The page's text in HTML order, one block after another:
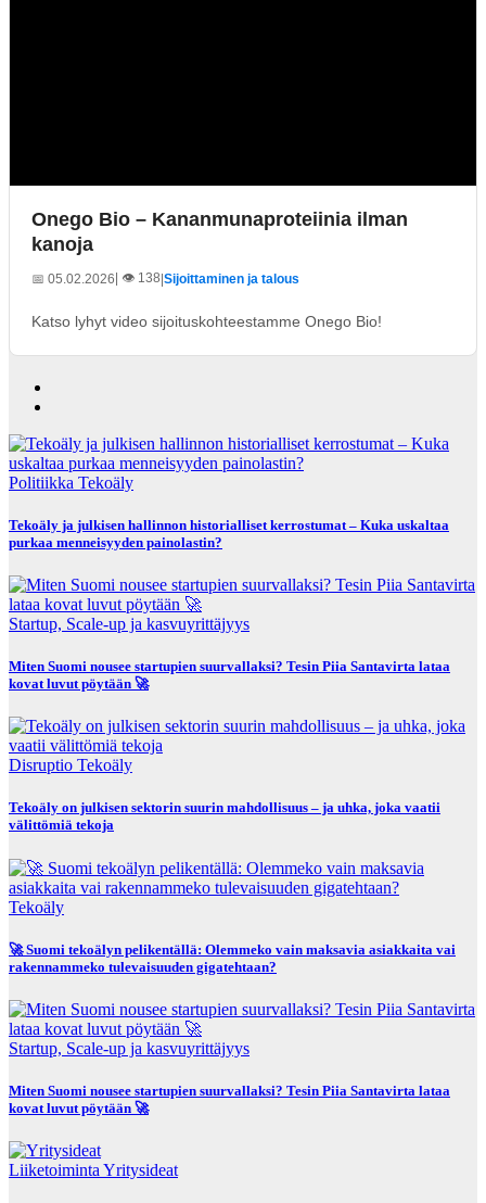
Onego Bio – Kananmunaproteiinia ilman
kanoja
📅 05.02.2026| 👁️ 138 Sijoittaminen ja talous
Katso lyhyt video sijoituskohteestamme Onego Bio!
Politiikka Tekoäly
Tekoäly ja julkisen hallinnon historialliset kerrostumat – Kuka uskaltaa
purkaa menneisyyden painolastin?
Startup, Scale-up ja kasvuyrittäjyys
Miten Suomi nousee startupien suurvallaksi? Tesin Piia Santavirta lataa
kovat luvut pöytään 🚀
Disruptio Tekoäly
Tekoäly on julkisen sektorin suurin mahdollisuus – ja uhka, joka vaatii
välittömiä tekoja
Tekoäly
🚀 Suomi tekoälyn pelikentällä: Olemmeko vain maksavia asiakkaita vai
rakennammeko tulevaisuuden gigatehtaan?
Startup, Scale-up ja kasvuyrittäjyys
Miten Suomi nousee startupien suurvallaksi? Tesin Piia Santavirta lataa
kovat luvut pöytään 🚀
Liiketoiminta Yritysideat